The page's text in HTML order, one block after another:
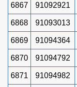
6867 91092921
6868 91093013
6869 91094364
6870 91094792
6871 91094982